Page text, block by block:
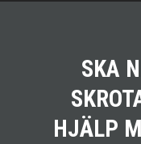
SKA
HJÄLP